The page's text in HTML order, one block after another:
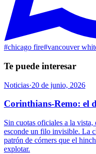
#chicago fire#vancouver
Te puede interesar
Noticias·20 de junio, 2026
Corinthians-Remo: el
Sin cuotas oficiales a la
esconde un filo invisible. La
patrón de córners que el
explotar.